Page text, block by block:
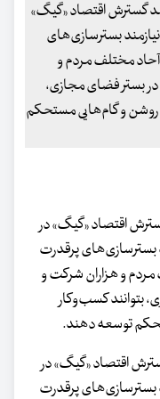
گسترش اقتصاد «گیگ»
بسترسازی‌های
آحاد مختلف مردم و
بستر فضای مجازی،
روشن و گام‌هایی مستحکم
اقتصاد «گیگ» در
بسترسازی‌های پرقدرت
مردم و هزاران شرکت و
کسب‌وکار
توسعه دهند.
اقتصاد «گیگ» در
بسترسازی‌های پرقدرت